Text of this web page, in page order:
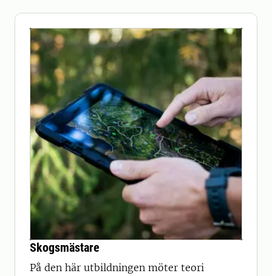
Skogsmästare
På den här utbildningen möter teori